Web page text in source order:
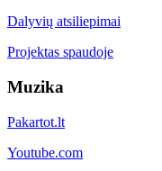
Dalyvių atsiliepimai
Projektas spaudoje
Muzika
Pakartot.lt
Youtube.com